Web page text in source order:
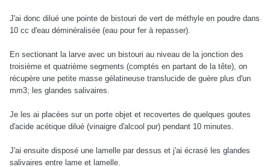
J'ai donc dilué une pointe de bistouri de vert de méthyle en poudre dans
10 cc d'eau déminéralisée (eau pour fer à repasser).
En sectionant la larve avec un bistouri au niveau de la jonction des
troisième et quatrième segments (comptés en partant de la tête), on
récupère une petite masse gélatineuse translucide de guère plus d'un
mm3; les glandes salivaires.
Je les ai placées sur un porte objet et recovertes de quelques goutes
d'acide acétique dilué (vinaigre d'alcool pur) pendant 10 minutes.
J'ai ensuite disposé une lamelle par dessus et j'ai écrasé les glandes
salivaires entre lame et lamelle.